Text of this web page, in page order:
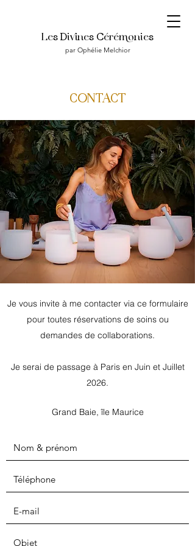
Les Divines Céréonies
par Ophélie Melchior
CONTACT
Je vous invite à me contacter via ce formulaire
pour toutes réservations de soins ou
demandes de collaborations.
Je serai de passage à Paris en Juin et Juillet
2026.
Grand Baie, île Maurice